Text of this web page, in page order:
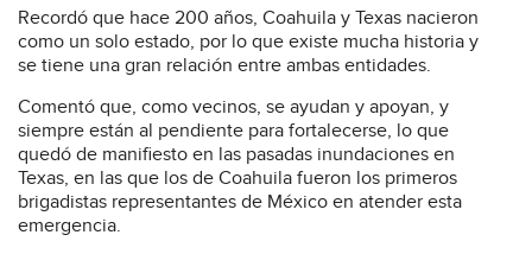
Recordó que hace 200 años, Coahuila y Texas nacieron
como un solo estado, por lo que existe mucha historia y
se tiene una gran relación entre ambas entidades.
Comentó que, como vecinos, se ayudan y apoyan, y
siempre están al pendiente para fortalecerse, lo que
quedó de manifiesto en las pasadas inundaciones en
Texas, en las que los de Coahuila fueron los primeros
brigadistas representantes de México en atender esta
emergencia.